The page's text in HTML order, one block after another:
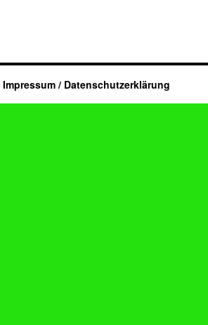
Impressum / Datenschutzerklärung